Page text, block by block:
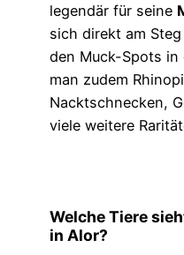
legendär für seine
sich direkt am
den Muck-Spots in
man zudem
Nacktschnecken,
viele weitere
Welche Tiere
in Alor?